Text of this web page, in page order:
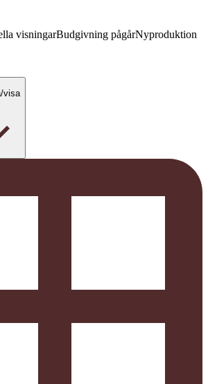
visningarBudgivning pågårNyproduktion
visa